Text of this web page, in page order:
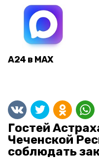
А24 в MAX
Гостей
Чеченской
соблюдать